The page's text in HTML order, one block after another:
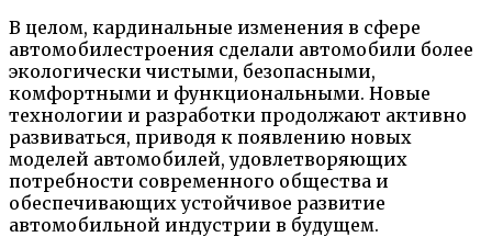
В целом, кардинальные изменения в сфере
автомобилестроения сделали автомобили более
экологически чистыми, безопасными,
комфортными и функциональными. Новые
технологии и разработки продолжают активно
развиваться, приводя к появлению новых
моделей автомобилей, удовлетворяющих
потребности современного общества и
обеспечивающих устойчивое развитие
автомобильной индустрии в будущем.